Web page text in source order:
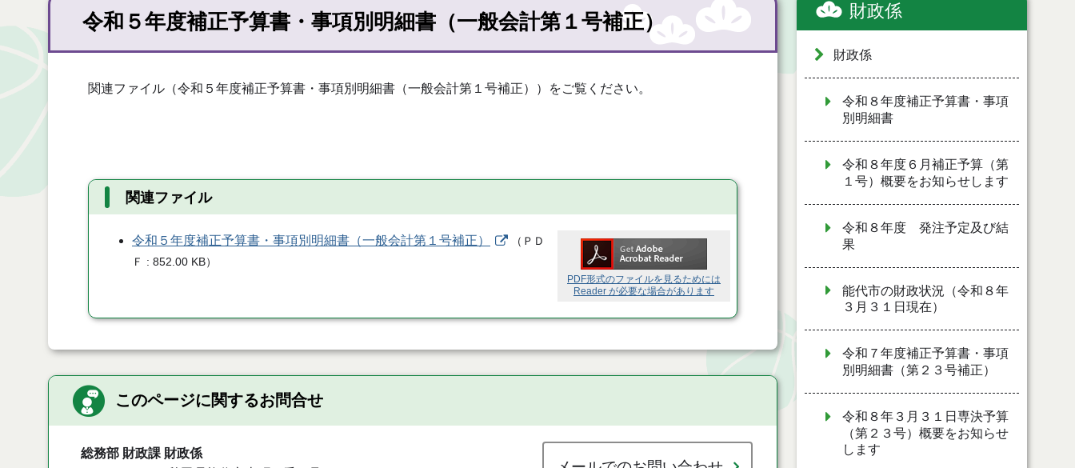
令和５年度補正予算書・事項別明細書（一般会計第１号補正）
関連ファイル（令和５年度補正予算書・事項別明細書（一般会計第１号補正））をご覧ください。
関連ファイル
PDF形式のファイルを見るためには
Reader が必要な場合があります
令和５年度補正予算書・事項別明細書（一般会計第１号補正） （ ＰＤ
Ｆ
852.00 KB）
このページに関するお問合せ
総務部 財政課 財政係
財政係
財政係
令和８年度補正予算書・事項
別明細書
令和８年度６月補正予算（第
１号）概要をお知らせします
令和８年度 発注予定及び結
果
能代市の財政状況（令和８年
３月３１日現在）
令和７年度補正予算書・事項
別明細書（第２３号補正）
令和８年３月３１日専決予算
（第２３号）概要をお知らせ
します